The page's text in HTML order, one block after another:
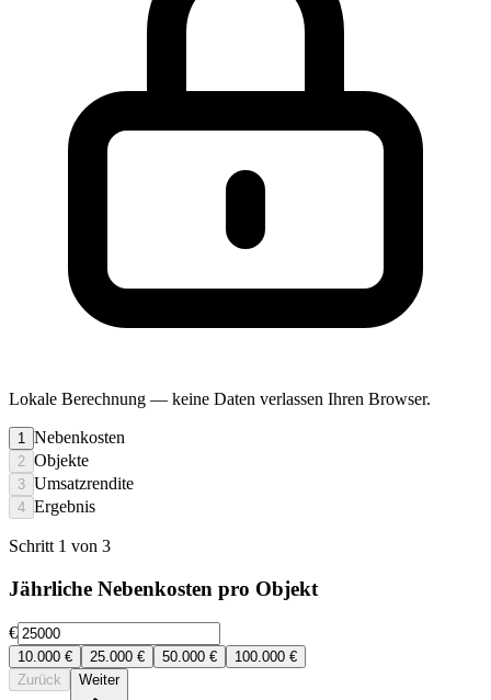
Lokale Berechnung — keine Daten verlassen Ihren Browser.
1 Nebenkosten
2 Objekte
3 Umsatzrendite
4 Ergebnis
Schritt 1 von 3
Jährliche Nebenkosten pro Objekt
€
10.000 € 25.000 € 50.000 € 100.000 €
Zurück
Weiter